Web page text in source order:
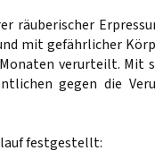
räuberischer
mit gefährlicher
verurteilt. Mit
gegen die
festgestellt: